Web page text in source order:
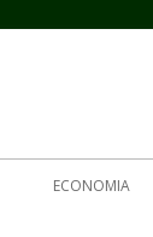
ECONOMIA